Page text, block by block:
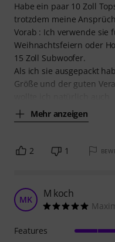
Habe ein paar 10 Zoll
trotzdem meine
Vorab : Ich verwende sie
Weihnachtsfeiern oder
15 Zoll Subwoofer.
Als ich sie ausgepackt
Größe und der guten
Mehr anzeigen
2 1
MK M koch
Features